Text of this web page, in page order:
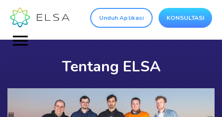
Unduh Aplikasi KONSULTASI
Tentang ELSA